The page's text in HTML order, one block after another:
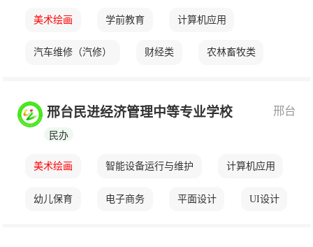
美术绘画 学前教育 计算机应用
汽车维修（汽修） 财经类 农林畜牧类
邢台民进经济管理中等专业学校 邢台
民办
美术绘画 智能设备运行与维护 计算机应用
幼儿保育 电子商务 平面设计 UI设计